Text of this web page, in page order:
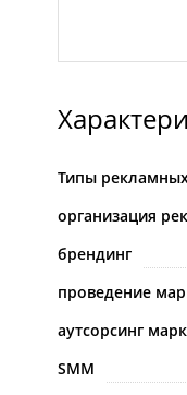
Типы
организация
брендинг
проведение
аутсорсинг
SMM